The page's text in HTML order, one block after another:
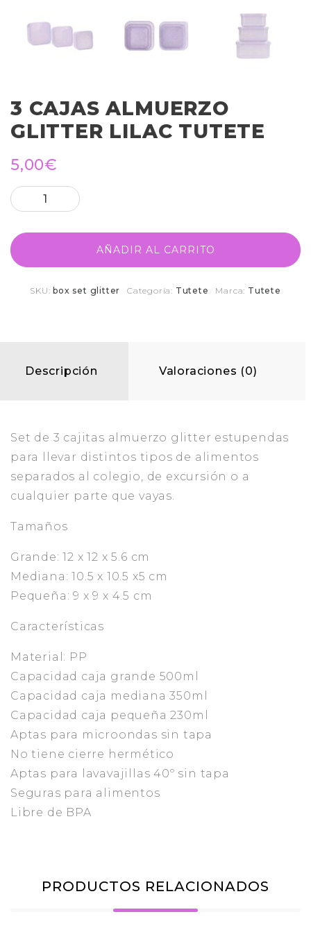
3 CAJAS ALMUERZO
GLITTER LILAC TUTETE
5,00€
AÑADIR AL CARRITO
SKU:box set glitter Categoría: Tutete Marca: Tutete
Descripción Valoraciones (0)
Set de 3 cajitas almuerzo glitter estupendas
para llevar distintos tipos de alimentos
separados al colegio, de excursión o a
cualquier parte que vayas.
Tamaños
Grande: 12 x 12 x 5.6 cm
Mediana: 10.5 x 10.5 x5 cm
Pequeña: 9 x 9 x 4.5 cm
Características
Material: PP
Capacidad caja grande 500ml
Capacidad caja mediana 350ml
Capacidad caja pequeña 230ml
Aptas para microondas sin tapa
No tiene cierre hermético
Aptas para lavavajillas 40º sin tapa
Seguras para alimentos
Libre de BPA
PRODUCTOS RELACIONADOS